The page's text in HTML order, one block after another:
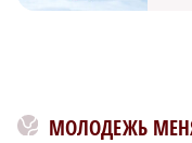
МОЛОДЕЖЬ